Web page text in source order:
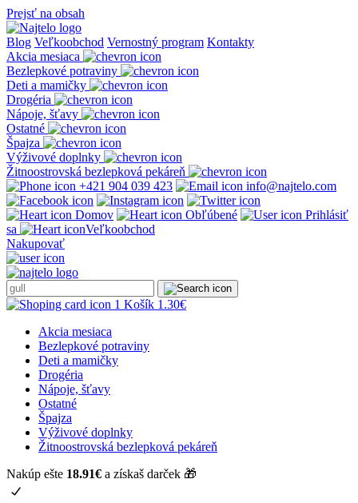
Prejsť na obsah
Blog Veľkoobchod Vernostný program Kontakty
Akcia mesiaca
Bezlepkové potraviny
Deti a mamičky
Drogéria
Nápoje, šťavy
Ostatné
Špajza
Výživové doplnky
Žitnoostrovská bezlepková pekáreň
+421 904 039 423
info@najtelo.com
Domov Obľúbené
Prihlásiť
sa
Veľkoobchod
Nakupovať
1 Košík 1.30€
Akcia mesiaca
Bezlepkové potraviny
Deti a mamičky
Drogéria
Nápoje, šťavy
Ostatné
Špajza
Výživové doplnky
Žitnoostrovská bezlepková pekáreň
Nakúp ešte 18.91€ a získaš darček 🎁